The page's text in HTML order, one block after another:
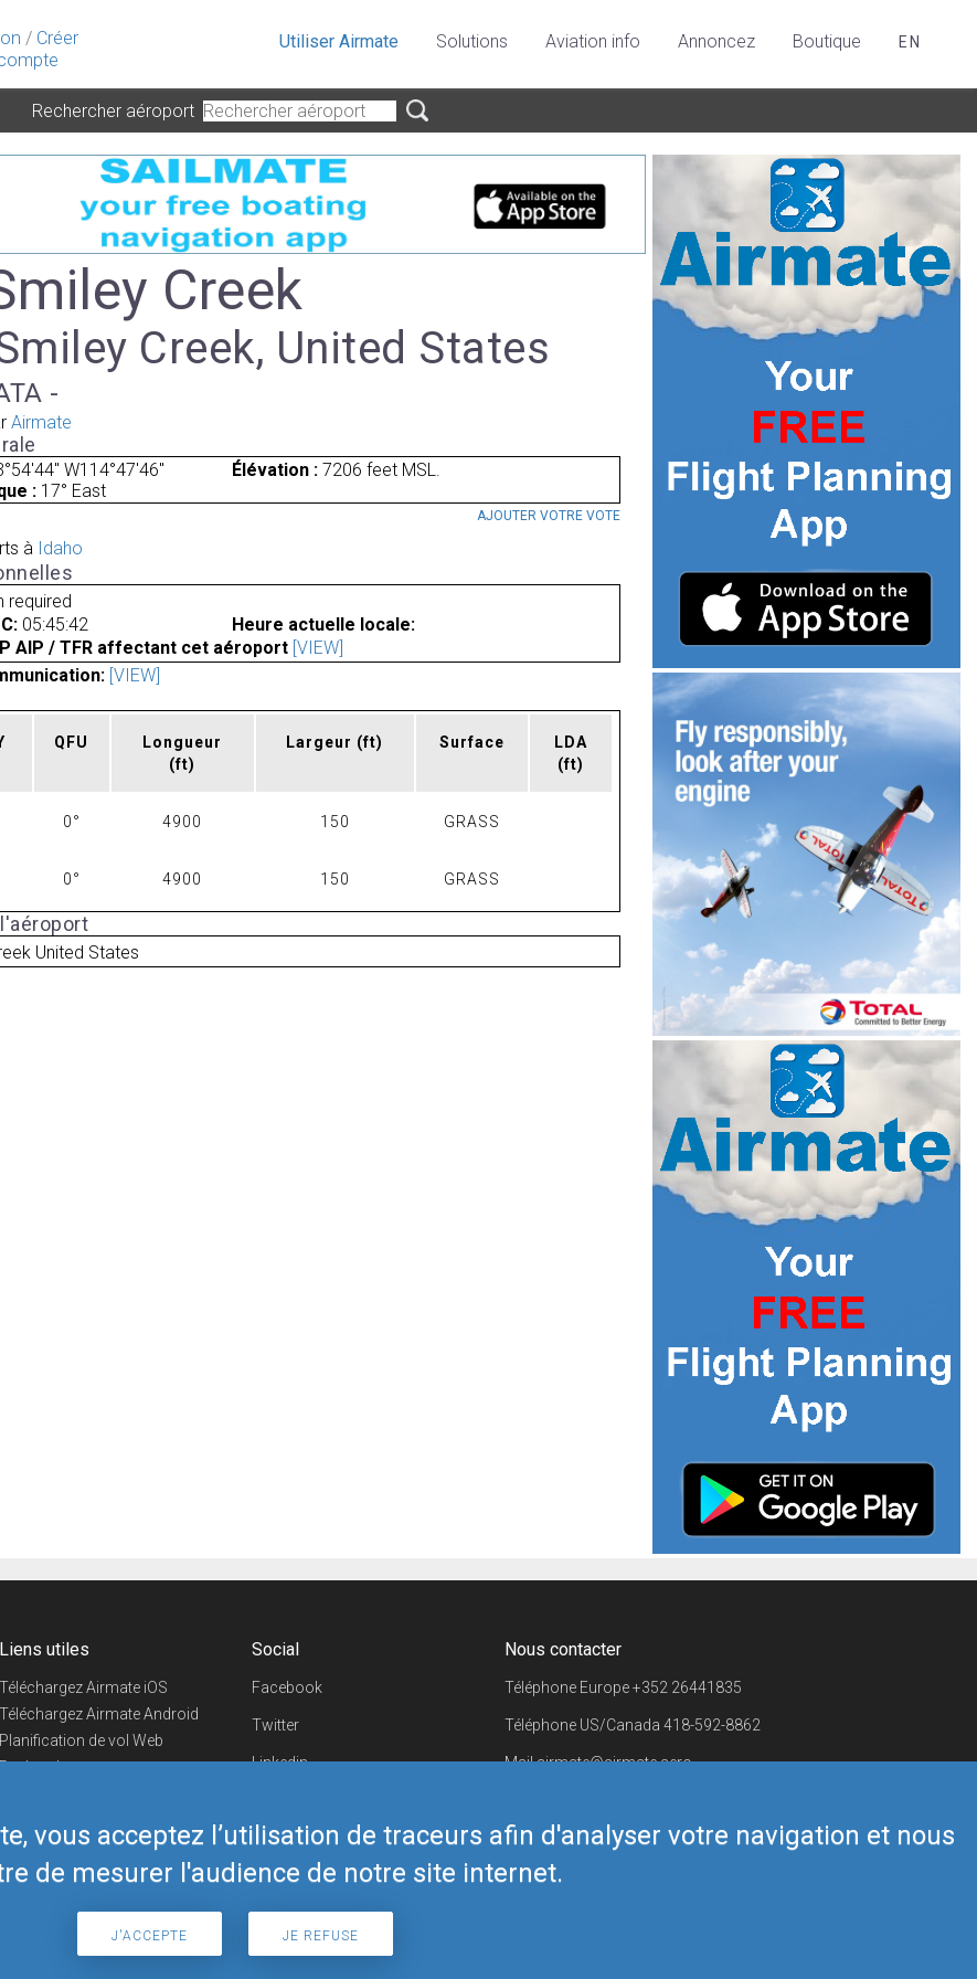
/ Créer
vous acceptez l’utilisation de traceurs afin d'analyser votre navigation et nous
de mesurer l'audience de notre site internet.
J'ACCEPTE JE REFUSE
Utiliser Airmate Solutions Aviation info Annoncez Boutique EN
Rechercher aéroport
Creek
Creek, United States
-
Airmate
W114°47'46" Élévation :7206 feet MSL.
: 17° East
AJOUTER VOTRE VOTE
à Idaho
required
05:45:42
Heure actuelle locale:
AIP / TFR affectant cet aéroport [VIEW]
[VIEW]
QFU
Longueur
(ft)
Largeur (ft) Surface
LDA
(ft)
0° 4900 150 GRASS
0° 4900 150 GRASS
United States
Liens utiles
Téléchargez Airmate iOS
Téléchargez Airmate Android
Planification de vol Web
Recherche
Boutique Airmate
Social
Facebook
Twitter
Linkedin
Telegram
Nous contacter
Téléphone Europe+352 26441835
Téléphone US/Canada 418-592-8862
Mailairmate@airmate.aero